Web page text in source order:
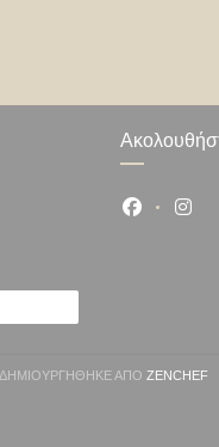
Facebook
ΔΗΜΙΟΥΡΓΉΘΗΚΕ ΑΠΌ ZENCHEF